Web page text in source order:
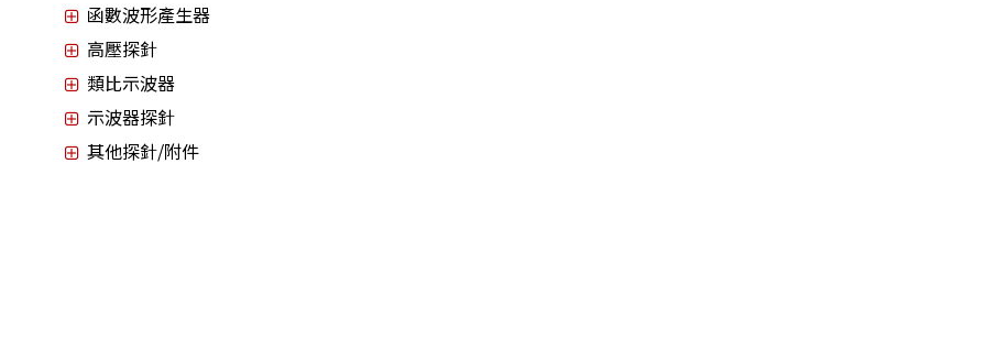
函數波形產生器
高壓探針
類比示波器
示波器探針
其他探針/附件